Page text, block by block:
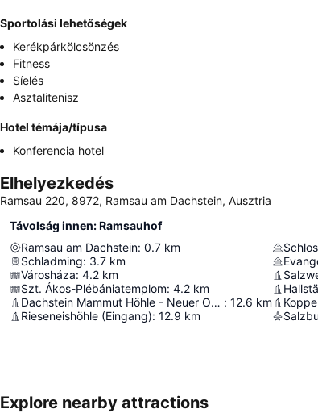
Sportolási lehetőségek
Kerékpárkölcsönzés
Fitness
Síelés
Asztalitenisz
Hotel témája/típusa
Konferencia hotel
Elhelyezkedés
Ramsau 220, 8972, Ramsau am Dachstein, Ausztria
Távolság innen: Ramsauhof
Ramsau am Dachstein: 0.7 km
Schladming: 3.7 km
Városháza: 4.2 km
Szt. Ákos-Plébániatemplom: 4.2 km
Dachstein Mammut Höhle - Neuer Osteingang : 12.6 km
Rieseneishöhle (Eingang): 12.9 km
Explore nearby attractions